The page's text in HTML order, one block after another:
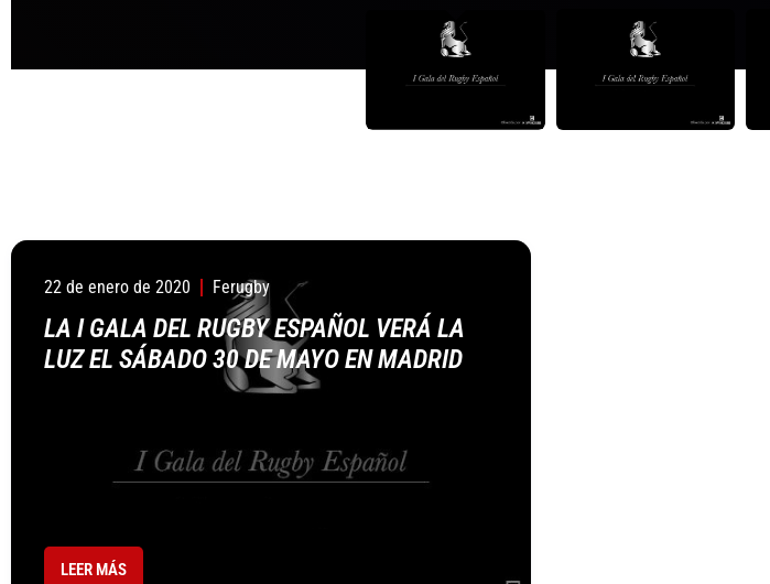
22 de enero de 2020 Ferugby
LA I GALA DEL RUGBY ESPAÑOL VERÁ LA
LUZ EL SÁBADO 30 DE MAYO EN MADRID
LEER MÁS